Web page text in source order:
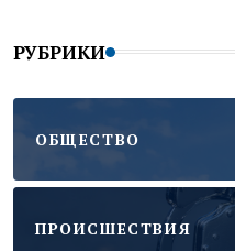
РУБРИКИ
ОБЩЕСТВО
ПРОИСШЕСТВИЯ